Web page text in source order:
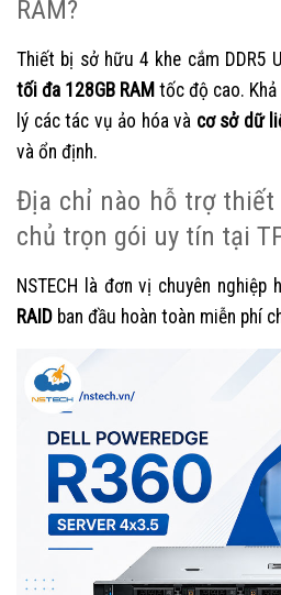
RAM?
Thiết bị sở hữu 4 khe cắm DDR5
tối đa 128GB RAM tốc độ cao.
lý các tác vụ ảo hóa và cơ sở dữ
và ổn định.
Địa chỉ nào hỗ trợ thiết
chủ trọn gói uy tín tại
NSTECH là đơn vị chuyên nghiệp
RAID ban đầu hoàn toàn miễn phí